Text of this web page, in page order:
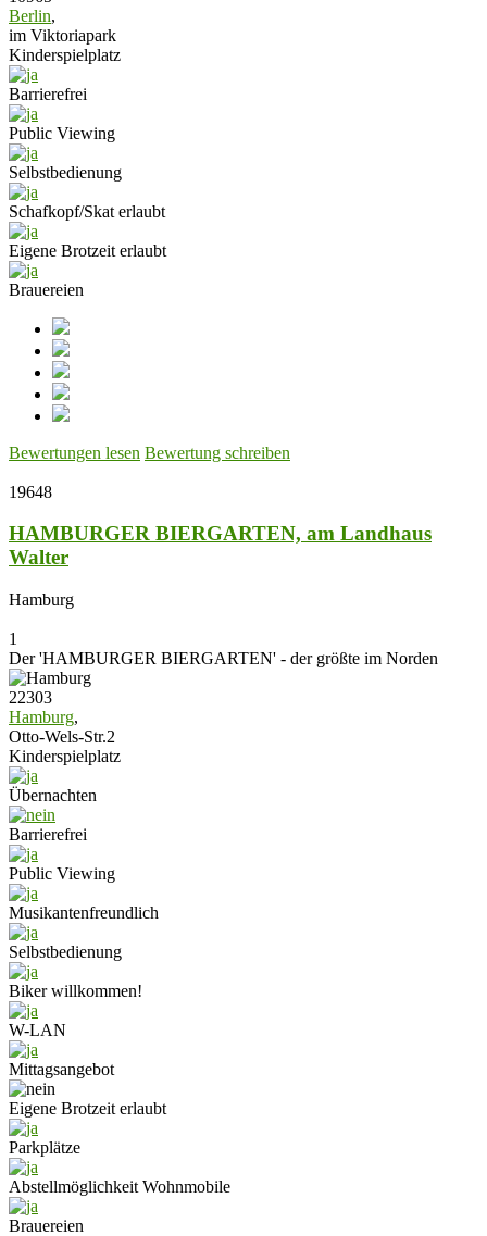
Berlin,
im Viktoriapark
Kinderspielplatz
Barrierefrei
Public Viewing
Selbstbedienung
Schafkopf/Skat erlaubt
Eigene Brotzeit erlaubt
Brauereien
Bewertungen lesen Bewertung schreiben
19648
HAMBURGER BIERGARTEN, am Landhaus
Walter
Hamburg
1
Der 'HAMBURGER BIERGARTEN' - der größte im Norden
22303
Hamburg,
Otto-Wels-Str.2
Kinderspielplatz
Übernachten
Barrierefrei
Public Viewing
Musikantenfreundlich
Selbstbedienung
Biker willkommen!
W-LAN
Mittagsangebot
Eigene Brotzeit erlaubt
Parkplätze
Abstellmöglichkeit Wohnmobile
Brauereien